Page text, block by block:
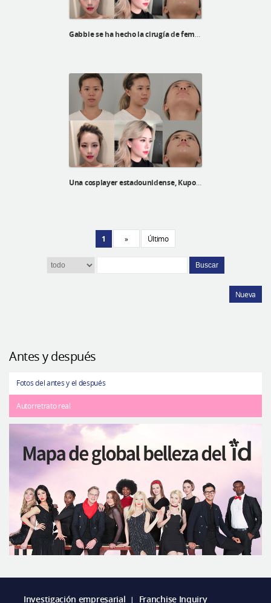
Una cosplayer estadounidense, Kupo Vannie, recibió su rinoplastia y su línea V en el Hospital ID
1 » Último
Buscar
Nueva
Antes y después
Fotos del antes y el después
Autorretrato real
Investigación empresarial | Franchise Inquiry